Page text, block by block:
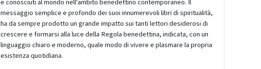
e conosciuti al mondo nell'ambito benedettino contemporaneo. Il
messaggio semplice e profondo dei suoi innumerevoli libri di spiritualità,
ha da sempre prodotto un grande impatto sui tanti lettori desiderosi di
crescere e formarsi alla luce della Regola benedettina, indicata, con un
linguaggio chiaro e moderno, quale modo di vivere e plasmare la propria
esistenza quotidiana.